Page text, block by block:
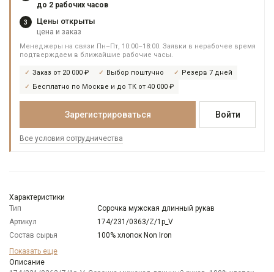
до 2 рабочих часов
3 Цены открыты
цена и заказ
Менеджеры на связи Пн–Пт, 10:00–18:00. Заявки в нерабочее время
подтверждаем в ближайшие рабочие часы.
Заказ от 20 000 ₽ Выбор поштучно
Резерв 7 дней
Бесплатно по Москве и до ТК от 40 000 ₽
Зарегистрироваться Войти
Все условия сотрудничества
Характеристики
Тип
Сорочка мужская длинный рукав
Артикул
174/231/0363/Z/1p_V
Состав сырья
100% хлопок Non Iron
Модель
Цвет
Показать еще
Описание